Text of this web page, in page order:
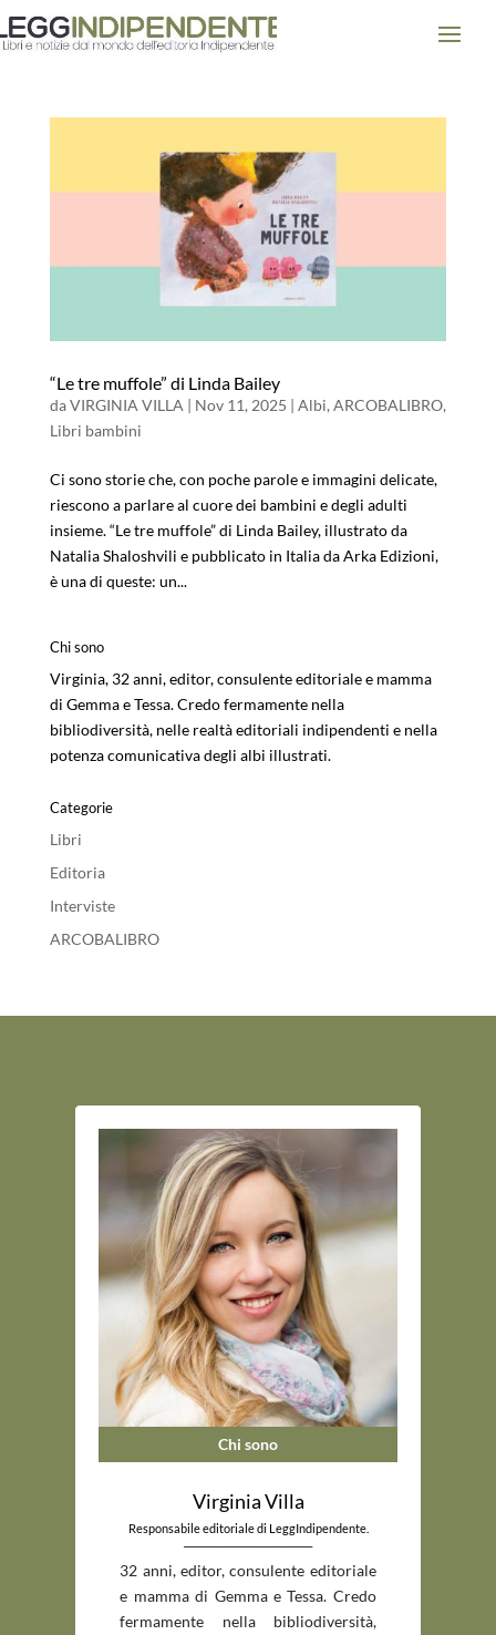
“Le tre muffole” di Linda Bailey
daVIRGINIA VILLA | Nov 11, 2025 | Albi, ARCOBALIBRO,
Libri bambini
Ci sono storie che, con poche parole e immagini delicate,
riescono a parlare al cuore dei bambini e degli adulti
insieme. “Le tre muffole” di Linda Bailey, illustrato da
Natalia Shaloshvili e pubblicato in Italia da Arka Edizioni,
è una di queste: un...
Chi sono
Virginia, 32 anni, editor, consulente editoriale e mamma
di Gemma e Tessa. Credo fermamente nella
bibliodiversità, nelle realtà editoriali indipendenti e nella
potenza comunicativa degli albi illustrati.
Categorie
Libri
Editoria
Interviste
ARCOBALIBRO
Chi sono
Virginia Villa
Responsabile editoriale di LeggIndipendente.
_____________________________
32 anni, editor, consulente editoriale
e mamma di Gemma e Tessa. Credo
fermamente nella bibliodiversità,